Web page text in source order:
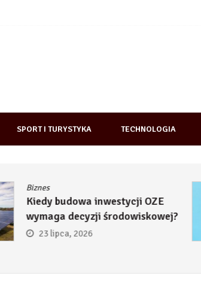
SPORT I TURYSTYKA TECHNOLOGIA
Biznes
Kiedy budowa inwestycji OZE
wymaga decyzji środowiskowej?
23 lipca, 2026